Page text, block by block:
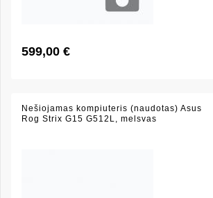
599,00 €
Nešiojamas kompiuteris (naudotas) Asus
Rog Strix G15 G512L, melsvas